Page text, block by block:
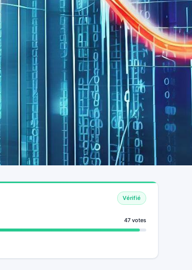
Vérifié
47 votes